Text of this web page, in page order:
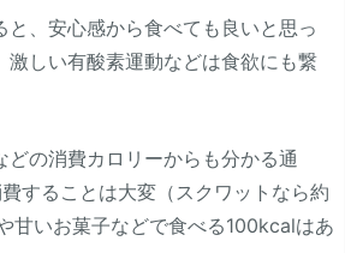
と、安心感から食べても良いと思っ
激しい有酸素運動などは食欲にも繋
どの消費カロリーからも分かる通
することは大変（スクワットなら約
甘いお菓子などで食べる100kcalはあ